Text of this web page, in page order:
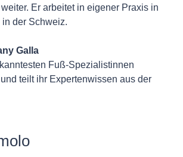
Er arbeitet in eigener Praxis in
der Schweiz.
Galla
Fuß-Spezialistinnen
teilt ihr Expertenwissen aus der